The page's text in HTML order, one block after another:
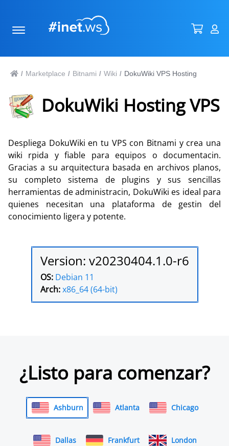
/ Marketplace / Bitnami / Wiki / DokuWiki VPS Hosting
DokuWiki Hosting VPS
Despliega DokuWiki en tu VPS con Bitnami y crea una
wiki rpida y fiable para equipos o documentacin.
Gracias a su arquitectura basada en archivos planos,
su completo sistema de plugins y sus sencillas
herramientas de administracin, DokuWiki es ideal para
quienes necesitan una plataforma de gestin del
conocimiento ligera y potente.
Version: v20230404.1.0-r6
OS: Debian 11
Arch: x86_64 (64-bit)
¿Listo para comenzar?
Ashburn Atlanta Chicago
Dallas Frankfurt London